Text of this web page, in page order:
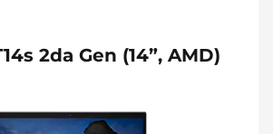
2da Gen (14”, AMD)